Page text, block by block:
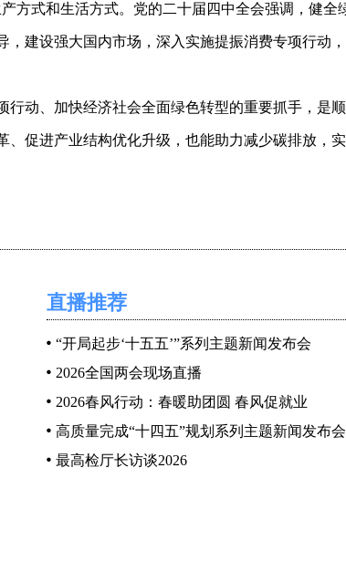
方式和生活方式。党的二十届四中全会强调，健全
建设强大国内市场，深入实施提振消费专项行动，
动、加快经济社会全面绿色转型的重要抓手，是
促进产业结构优化升级，也能助力减少碳排放，实
新1.92亿台，其中一级能效（水效）占比达到了
境持续优化。但也面临着绿色产品的标准不一，激
家发改委、生态环境部、农业农村部、市场监管总
确了七方面20项举措，对“十五五”时期绿色消费工
色家电家装，完善能效水效标准，促进汽车绿色消
、包装袋、客房耗材，创新家政服务模式。
、绿色产品、绿色包装，鼓励推广绿色消费积分，
直播推荐
“开局起步‘十五五’”系列主题新闻发布会
2026全国两会现场直播
2026春风行动：春暖助团圆 春风促就业
高质量完成“十四五”规划系列主题新闻发布会
最高检厅长访谈2026